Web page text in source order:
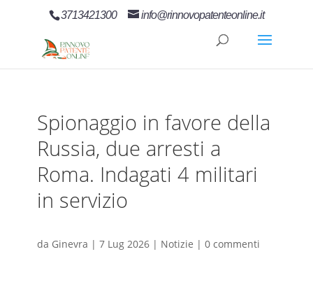
3713421300 info@rinnovopatenteonline.it
Spionaggio in favore della
Russia, due arresti a
Roma. Indagati 4 militari
in servizio
da Ginevra | 7 Lug 2026| Notizie | 0 commenti